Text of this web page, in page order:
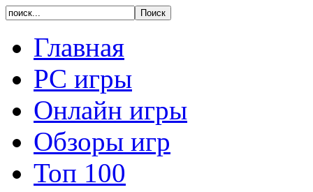
Главная
PC игры
Онлайн игры
Обзоры игр
Топ 100